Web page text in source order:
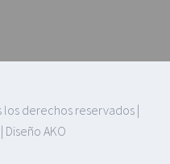
los derechos reservados |
| Diseño AKO